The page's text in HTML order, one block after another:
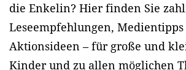
die Enkelin? Hier finden Sie
Leseempfehlungen,
Aktionsideen – für große und
Kinder und zu allen möglichen